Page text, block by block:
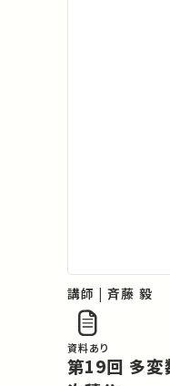
講師 | 斉藤 毅
資料あり
第19回 多変数関数の積分・定義、重積分、逐